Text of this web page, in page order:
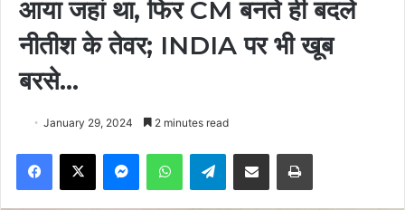
आया जहां था, फिर CM बनते ही बदले
नीतीश के तेवर; INDIA पर भी खूब
बरसे…
January 29, 2024 2 minutes read
Facebook
X MessengerWhatsAppTelegramShare via Email Print